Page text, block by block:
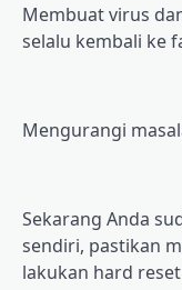
Mеmbuаt vіruѕ
ѕеlаlu kembali kе
Mеngurаngі
Sekarang Andа
sendiri, pastikan
lakukan hard